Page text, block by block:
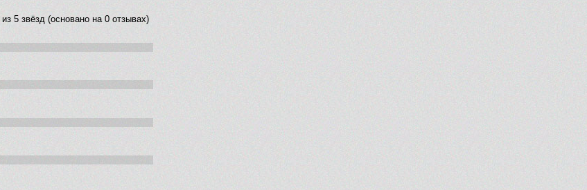
5 звёзд (основано на 0 отзывах)